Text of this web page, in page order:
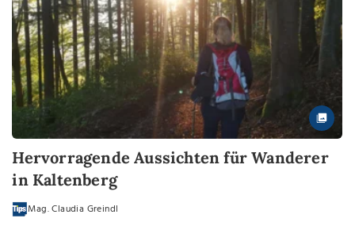
Hervorragende Aussichten für Wanderer
in Kaltenberg
Mag. Claudia Greindl